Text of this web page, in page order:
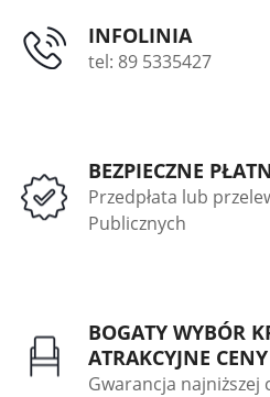
INFOLINIA
tel: 89 5335427
BEZPIECZNE
Przedpłata lub
Publicznych
BOGATY WYBÓR
ATRAKCYJNE CENY
Gwarancja najniższej